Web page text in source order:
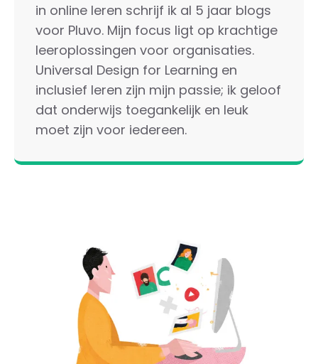
in online leren schrijf ik al 5 jaar blogs
voor Pluvo. Mijn focus ligt op krachtige
leeroplossingen voor organisaties.
Universal Design for Learning en
inclusief leren zijn mijn passie; ik geloof
dat onderwijs toegankelijk en leuk
moet zijn voor iedereen.